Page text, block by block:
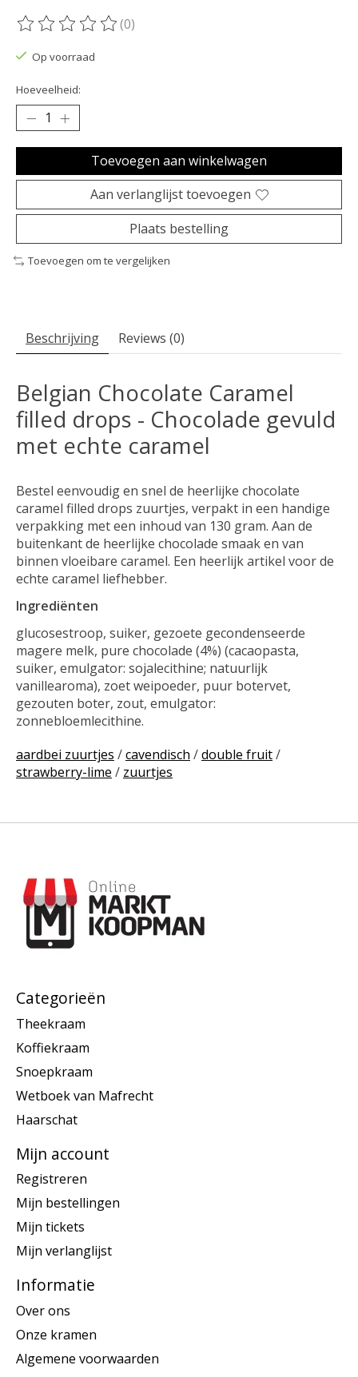
De beoordeling van dit product is
(0)
Op voorraad
Hoeveelheid:
Toevoegen aan winkelwagen
Aan verlanglijst toevoegen
Plaats bestelling
Toevoegen om te vergelijken
Beschrijving Reviews (0)
Belgian Chocolate Caramel
filled drops - Chocolade gevuld
met echte caramel
Bestel eenvoudig en snel de heerlijke chocolate
caramel filled drops zuurtjes, verpakt in een handige
verpakking met een inhoud van 130 gram. Aan de
buitenkant de heerlijke chocolade smaak en van
binnen vloeibare caramel. Een heerlijk artikel voor de
echte caramel liefhebber.
Ingrediënten
glucosestroop, suiker, gezoete gecondenseerde
magere melk, pure chocolade (4%) (cacaopasta,
suiker, emulgator: sojalecithine; natuurlijk
vanillearoma), zoet weipoeder, puur botervet,
gezouten boter, zout, emulgator:
zonnebloemlecithine.
aardbei zuurtjes /cavendisch /double fruit/
strawberry-lime / zuurtjes
Categorieën
Theekraam
Koffiekraam
Snoepkraam
Wetboek van Mafrecht
Haarschat
Mijn account
Registreren
Mijn bestellingen
Mijn tickets
Mijn verlanglijst
Informatie
Over ons
Onze kramen
Algemene voorwaarden